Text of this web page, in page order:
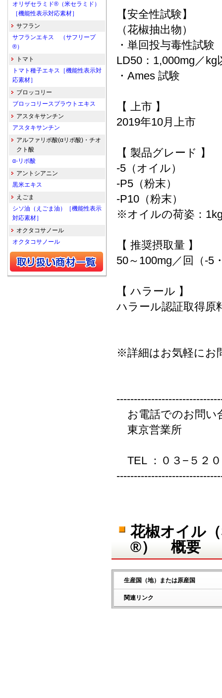
【安全性試験】
（花椒抽出物）
・単回投与毒性試験
LD50：1,000mg／kg
・Ames 試験
【 上市 】
2019年10月上市
【 製品グレード 】
-5（オイル）
-P5（粉末）
-P10（粉末）
※オイルの荷姿：
【 推奨摂取量 】
50～100mg／回（-5
【 ハラール 】
ハラール認証取得原
※詳細はお気軽にお
お電話でのお問い
東京営業所
TEL ：０３−５２
花椒オイル
®） 概要
生産国（地）または原産国
関連リンク
オリザセラミド®（米セラミド）
［機能性表示対応素材］
サフラン
サフランエキス （サフリープ
®）
トマト
トマト種子エキス［機能性表示対
応素材］
ブロッコリー
ブロッコリースプラウトエキス
アスタキサンチン
アスタキサンチン
アルファリポ酸(αリポ酸)・チオ
クト酸
α-リポ酸
アントシアニン
黒米エキス
えごま
シソ油（えごま油）［機能性表示
対応素材］
オクタコサノール
オクタコサノール